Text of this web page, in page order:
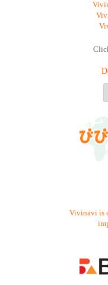
Vivinavi is